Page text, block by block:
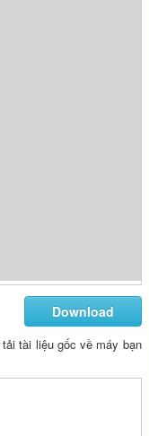
Download
tài liệu gốc về máy bạn